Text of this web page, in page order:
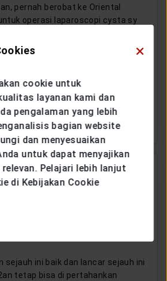
pernah berobat ke Oriental
operasi laparoscopi cysta sy
Generali dgn sistem rembes yg
sudah melayani klaim sesuai dgn
banyak biaya lg karena masih
proteksinya ntk jangka panjang
sejauh ini baik dan lancar sejauh ini
tetap bisa di pertahankan
cookie untuk
layanan kami dan
pengalaman yang lebih
bagian website
dan menyesuaikan
untuk dapat menyajikan
Pelajari lebih lanjut
di Kebijakan Cookie